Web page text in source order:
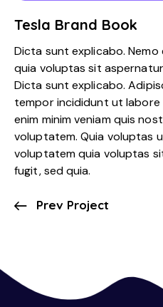
Tesla Brand Book
Dicta sunt explicabo.
quia voluptas sit
Dicta sunt explicabo.
tempor incididunt ut labore
enim minim veniam quis
voluptatem. Quia voluptas
voluptatem quia voluptas
fugit, sed quia.
Prev Project